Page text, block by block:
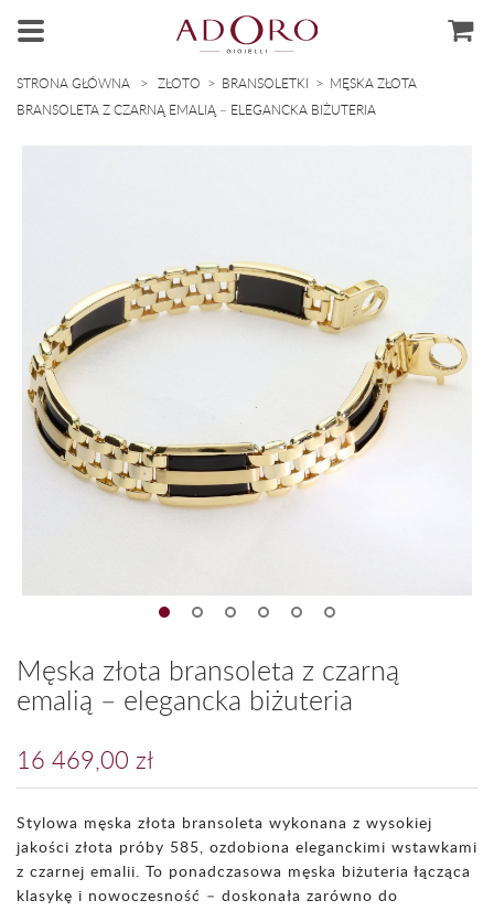
STRONA GŁÓWNA > ZŁOTO > BRANSOLETKI > MĘSKA ZŁOTA
BRANSOLETA Z CZARNĄ EMALIĄ – ELEGANCKA BIŻUTERIA
Męska złota bransoleta z czarną
emalią – elegancka biżuteria
16 469,00 zł
Stylowa męska złota bransoleta wykonana z wysokiej
jakości złota próby 585, ozdobiona eleganckimi wstawkami
z czarnej emalii. To ponadczasowa męska biżuteria łącząca
klasykę i nowoczesność – doskonała zarówno do